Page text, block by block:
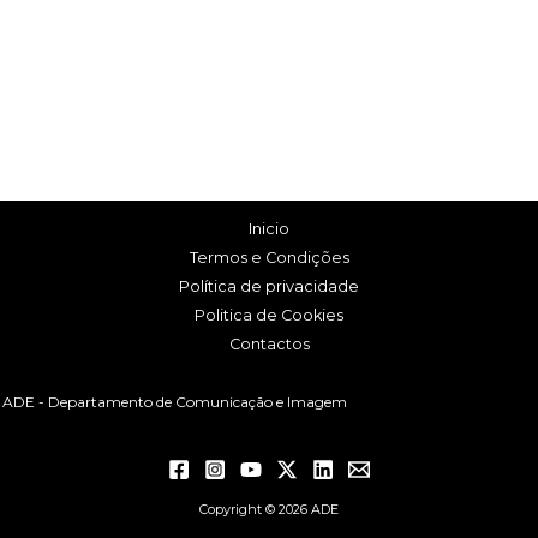
Inicio
Termos e Condições
Política de privacidade
Politica de Cookies
Contactos
ADE - Departamento de Comunicação e Imagem
Copyright © 2026 ADE